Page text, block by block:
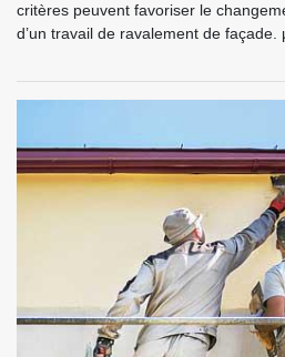
critères peuvent favoriser le
d’un travail de ravalement de façade.